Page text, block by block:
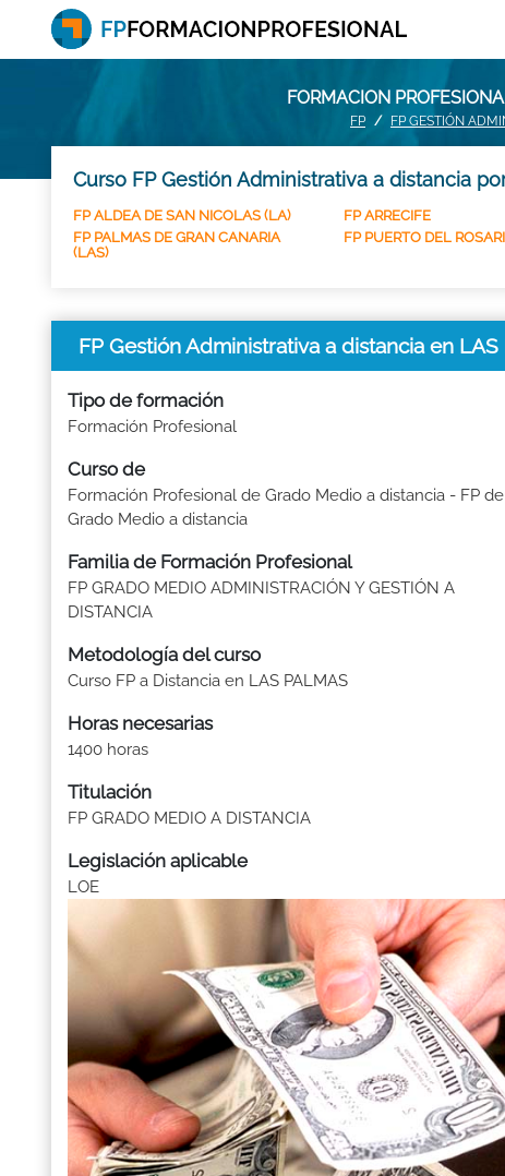
FORMACION
FP FP GESTIÓN
Curso FP Gestión Administrativa a distancia
FP ALDEA DE SAN NICOLAS (LA) FP ARRECIFE
FP PALMAS DE GRAN CANARIA
(LAS)
FP PUERTO DEL
FP Gestión Administrativa a distancia en LAS
Tipo de formación
Formación Profesional
Curso de
Formación Profesional de Grado Medio a distancia - FP de
Grado Medio a distancia
Familia de Formación Profesional
FP GRADO MEDIO ADMINISTRACIÓN Y GESTIÓN A
DISTANCIA
Metodología del curso
Curso FP a Distancia en LAS PALMAS
Horas necesarias
1400 horas
Titulación
FP GRADO MEDIO A DISTANCIA
Legislación aplicable
LOE